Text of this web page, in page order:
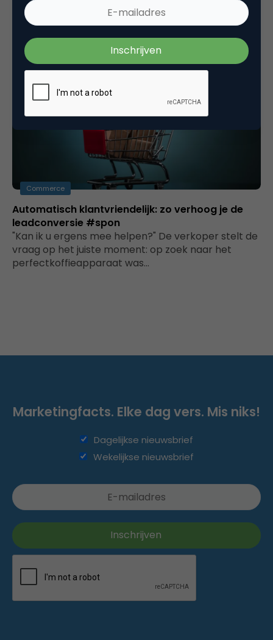
doorbraken in technologie wordt Science Fiction
werkelijkheid. Van kunstmatige intelligentie tot
Commerce
Automatisch klantvriendelijk: zo verhoog je de
leadconversie #spon
"Kan ik u ergens mee helpen?" De verkoper stelt de
vraag op het juiste moment: op zoek naar het
perfectkoffieapparaat was…
Marketingfacts. Elke dag vers. Mis niks!
Dagelijkse nieuwsbrief
Wekelijkse nieuwsbrief